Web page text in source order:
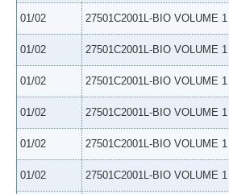
01/02 27501C2001L-BIO VOLUME 1
01/02 27501C2001L-BIO VOLUME 1
01/02 27501C2001L-BIO VOLUME 1
01/02 27501C2001L-BIO VOLUME 1
01/02 27501C2001L-BIO VOLUME 1
01/02 27501C2001L-BIO VOLUME 1